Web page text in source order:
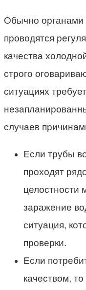
Обычно органами
проводятся
качества
строго
ситуациях
случаев
Если трубы
проходят
целостности
заражение
ситуация,
проверки.
Если
качеством,